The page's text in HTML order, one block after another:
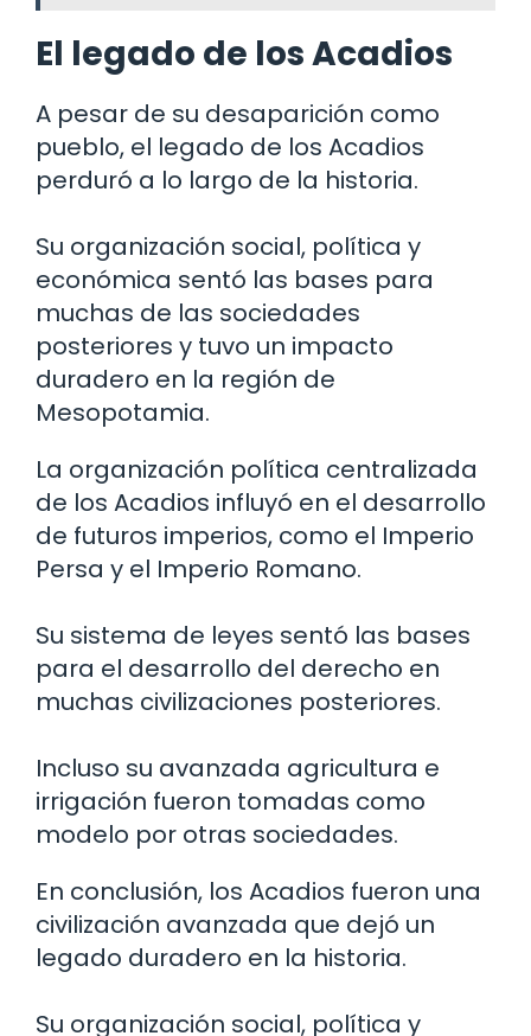
El legado de los Acadios
A pesar de su desaparición como
pueblo, el legado de los Acadios
perduró a lo largo de la historia.
Su organización social, política y
económica sentó las bases para
muchas de las sociedades
posteriores y tuvo un impacto
duradero en la región de
Mesopotamia.
La organización política centralizada
de los Acadios influyó en el desarrollo
de futuros imperios, como el Imperio
Persa y el Imperio Romano.
Su sistema de leyes sentó las bases
para el desarrollo del derecho en
muchas civilizaciones posteriores.
Incluso su avanzada agricultura e
irrigación fueron tomadas como
modelo por otras sociedades.
En conclusión, los Acadios fueron una
civilización avanzada que dejó un
legado duradero en la historia.
Su organización social, política y